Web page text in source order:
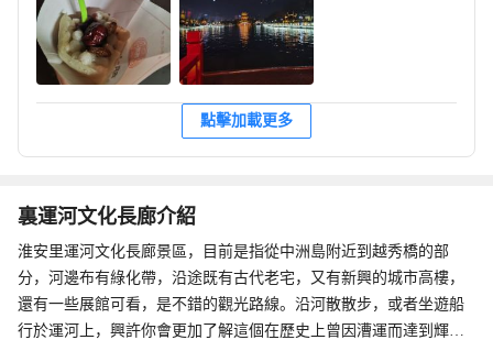
點擊加載更多
裏運河文化長廊介紹
淮安里運河文化長廊景區，目前是指從中洲島附近到越秀橋的部
分，河邊布有綠化帶，沿途既有古代老宅，又有新興的城市高樓，
還有一些展館可看，是不錯的觀光路線。沿河散散步，或者坐遊船
行於運河上，興許你會更加了解這個在歷史上曾因漕運而達到輝煌